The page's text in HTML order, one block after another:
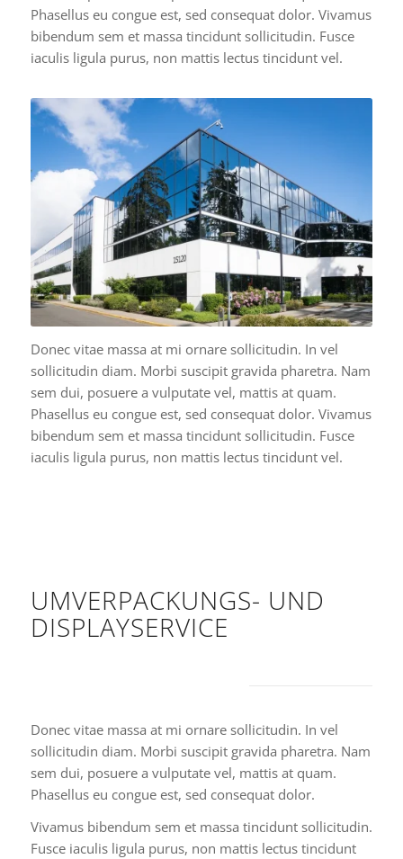
Phasellus eu congue est, sed consequat dolor. Vivamus
bibendum sem et massa tincidunt sollicitudin. Fusce
iaculis ligula purus, non mattis lectus tincidunt vel.
Donec vitae massa at mi ornare sollicitudin. In vel
sollicitudin diam. Morbi suscipit gravida pharetra. Nam
sem dui, posuere a vulputate vel, mattis at quam.
Phasellus eu congue est, sed consequat dolor. Vivamus
bibendum sem et massa tincidunt sollicitudin. Fusce
iaculis ligula purus, non mattis lectus tincidunt vel.
UMVERPACKUNGS- UND
DISPLAYSERVICE
Donec vitae massa at mi ornare sollicitudin. In vel
sollicitudin diam. Morbi suscipit gravida pharetra. Nam
sem dui, posuere a vulputate vel, mattis at quam.
Phasellus eu congue est, sed consequat dolor.
Vivamus bibendum sem et massa tincidunt sollicitudin.
Fusce iaculis ligula purus, non mattis lectus tincidunt